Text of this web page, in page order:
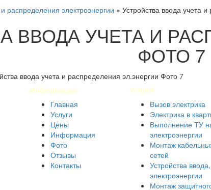
распределения электроэнергии » Устройства ввода учета
ВВОДА УЧЕТА И
ФОТО 7
Информация
Главная
Услуги
Цены
Информация
Фото
Отзывы
Контакты
Услуги
Вызов электрика
Электрика в
Выполнение ТУ
электроэнергии
Монтаж
сетей
Устройства
электроэнергии
Монтаж